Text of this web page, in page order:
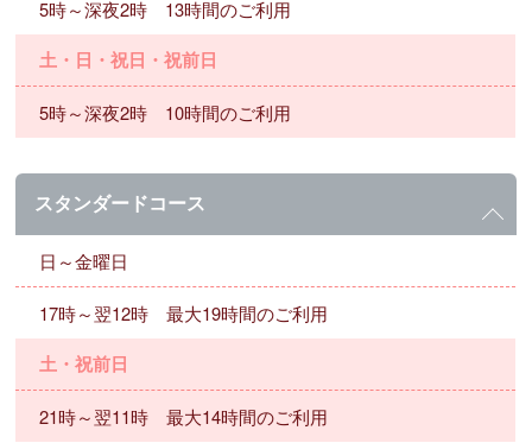
5時～深夜2時 13時間のご利用
土・日・祝日・祝前日
5時～深夜2時 10時間のご利用
スタンダードコース
日～金曜日
17時～翌12時 最大19時間のご利用
土・祝前日
21時～翌11時 最大14時間のご利用